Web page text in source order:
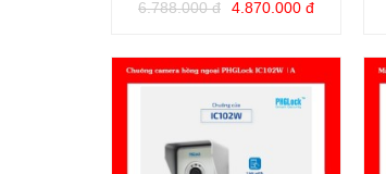
6.788.000 đ 4.870.000 đ